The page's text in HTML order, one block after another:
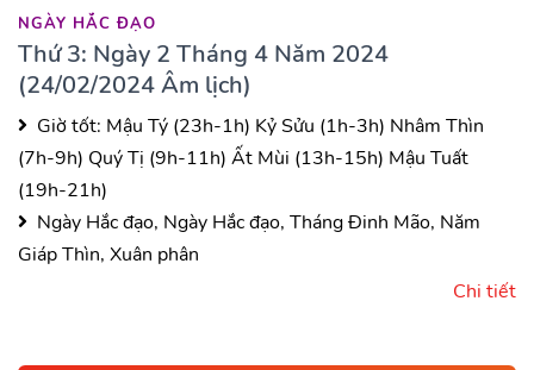
NGÀY HẮC ĐẠO
Thứ 3: Ngày 2 Tháng 4 Năm 2024
(24/02/2024 Âm lịch)
Giờ tốt: Mậu Tý (23h-1h) Kỷ Sửu (1h-3h) Nhâm Thìn
(7h-9h) Quý Tị (9h-11h) Ất Mùi (13h-15h) Mậu Tuất
(19h-21h)
Ngày Hắc đạo, Ngày Hắc đạo, Tháng Đinh Mão, Năm
Giáp Thìn, Xuân phân
Chi tiết